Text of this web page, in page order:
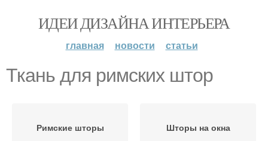
ИДЕИ ДИЗАЙНА ИНТЕРЬЕРА
главная новости статьи
Ткань для римских штор
Римские шторы Шторы на окна